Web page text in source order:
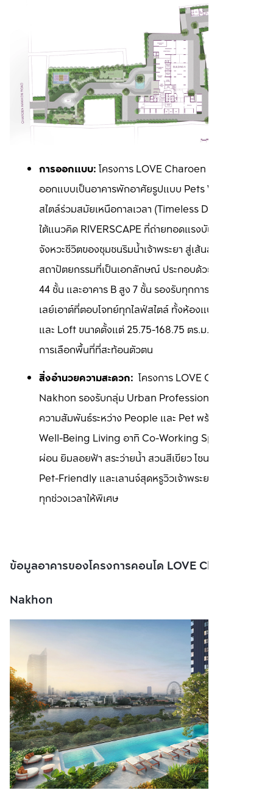
การออกแบบ: โครงการ LOVE Charoen Nakhon
ออกแบบเป็นอาคารพักอาศัยรูปแบบ Pets Welcome ใน
สไตล์ร่วมสมัยเหนือกาลเวลา (Timeless Design) ภาย
ใต้แนวคิด RIVERSCAPE ที่ถ่ายทอดแรงบันดาลใจจาก
จังหวะชีวิตของชุมชนริมน้ำเจ้าพระยา สู่เส้นสาย
สถาปัตยกรรมที่เป็นเอกลักษณ์ ประกอบด้วยอาคาร A สูง
44 ชั้น และอาคาร B สูง 7 ชั้น รองรับทุกการอยู่อาศัยด้วย
เลย์เอาต์ที่ตอบโจทย์ทุกไลฟ์สไตล์ ทั้งห้องแบบ Simplex
และ Loft ขนาดตั้งแต่ 25.75-168.75 ตร.ม. มอบอิสระใน
การเลือกพื้นที่ที่สะท้อนตัวตน
สิ่งอำนวยความสะดวก: โครงการ LOVE Charoen
Nakhon รองรับกลุ่ม Urban Professional โดยใส่ใจ
ความสัมพันธ์ระหว่าง People และ Pet พร้อมแนวคิด
Well-Being Living อาทิ Co-Working Space มุมพัก
ผ่อน ยิมลอยฟ้า สระว่ายน้ำ สวนสีเขียว โซนกิจกรรม
Pet-Friendly และเลานจ์สุดหรูวิวเจ้าพระยา ที่เติมเต็ม
ทุกช่วงเวลาให้พิเศษ
ข้อมูลอาคารของโครงการคอนโด LOVE Charoen
Nakhon